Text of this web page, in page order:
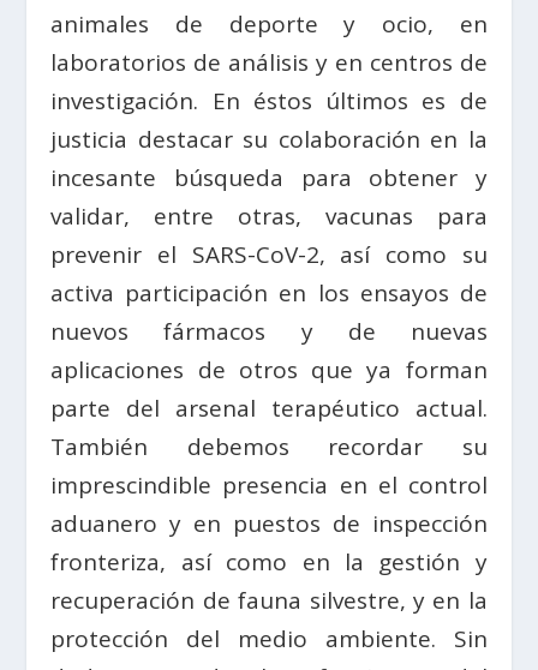
animales de deporte y ocio, en
laboratorios de análisis y en centros de
investigación. En éstos últimos es de
justicia destacar su colaboración en la
incesante búsqueda para obtener y
validar, entre otras, vacunas para
prevenir el SARS-CoV-2, así como su
activa participación en los ensayos de
nuevos fármacos y de nuevas
aplicaciones de otros que ya forman
parte del arsenal terapéutico actual.
También debemos recordar su
imprescindible presencia en el control
aduanero y en puestos de inspección
fronteriza, así como en la gestión y
recuperación de fauna silvestre, y en la
protección del medio ambiente. Sin